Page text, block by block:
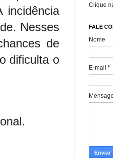
incidência
Nesses
de
dificulta o
Clique
FALE
Nome
E-mail *